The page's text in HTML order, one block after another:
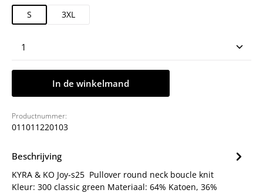
S 3XL
Producthoeveelheid: Voer de gewenste
In de winkelmand
Productnummer:
011011220103
Beschrijving
KYRA & KO Joy-s25 Pullover round neck boucle knit
Kleur: 300 classic green Materiaal: 64% Katoen, 36%